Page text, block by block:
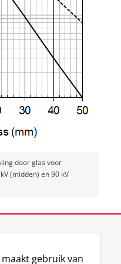
door glas voor
(midden) en 90 kV
gebruik van